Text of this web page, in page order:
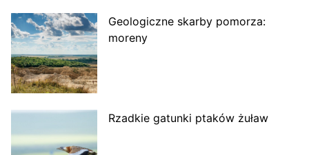
Geologiczne skarby pomorza:
moreny
Rzadkie gatunki ptaków żuław